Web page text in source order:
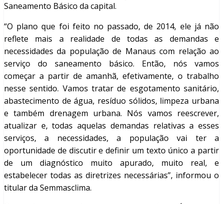
Saneamento Básico da capital.
“O plano que foi feito no passado, de 2014, ele já não
reflete mais a realidade de todas as demandas e
necessidades da população de Manaus com relação ao
serviço do saneamento básico. Então, nós vamos
começar a partir de amanhã, efetivamente, o trabalho
nesse sentido. Vamos tratar de esgotamento sanitário,
abastecimento de água, resíduo sólidos, limpeza urbana
e também drenagem urbana. Nós vamos reescrever,
atualizar e, todas aquelas demandas relativas a esses
serviços, a necessidades, a população vai ter a
oportunidade de discutir e definir um texto único a partir
de um diagnóstico muito apurado, muito real, e
estabelecer todas as diretrizes necessárias”, informou o
titular da Semmasclima.